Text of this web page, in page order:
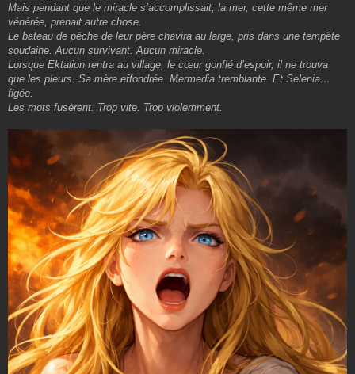
Mais pendant que le miracle s’accomplissait, la mer, cette même mer
vénérée, prenait autre chose.
Le bateau de pêche de leur père chavira au large, pris dans une tempête
soudaine. Aucun survivant. Aucun miracle.
Lorsque Ektalion rentra au village, le cœur gonflé d’espoir, il ne trouva
que les pleurs. Sa mère effondrée. Mermedia tremblante. Et Selenia…
figée.
Les mots fusèrent. Trop vite. Trop violemment.